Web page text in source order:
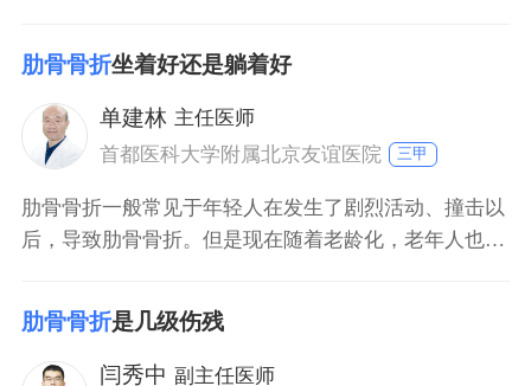
疼痛。如果已经发生肺部感染，则需要进行抗生素治
疗，控制或减少炎症发展，可以有效缓解症状。当骨折
后出现胸廓塌陷情况，则需要进行手术治疗，让胸廓恢
复高
肋骨骨折坐着好还是躺着好
单建林 主任医师
首都医科大学附属北京友谊医院
三甲
肋骨骨折一般常见于年轻人在发生了剧烈活动、撞击以
后，导致肋骨骨折。但是现在随着老龄化，老年人也经
骨质变得比较脆弱，稍微受到外力，甚至咳嗽或者打喷
嚏以后也会出现肋骨骨折。肋骨骨折一般采取保守治
疗，除非是错位比较大的，引起了肺的损伤、胸膜损伤
肋骨骨折是几级伤残
闫秀中 副主任医师